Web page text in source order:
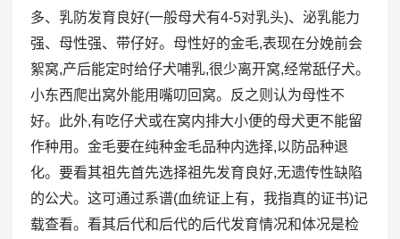
多、乳防发育良好(一般母犬有4-5对乳头)、泌乳能力
强、母性强、带仔好。母性好的金毛,表现在分娩前会
絮窝,产后能定时给仔犬哺乳,很少离开窝,经常舐仔犬。
小东西爬出窝外能用嘴叨回窝。反之则认为母性不
好。此外,有吃仔犬或在窝内排大小便的母犬更不能留
作种用。金毛要在纯种金毛品种内选择,以防品种退
化。要看其祖先首先选择祖先发育良好,无遗传性缺陷
的公犬。这可通过系谱(血统证上有，我指真的证书)记
载查看。看其后代和后代的后代发育情况和体况是检